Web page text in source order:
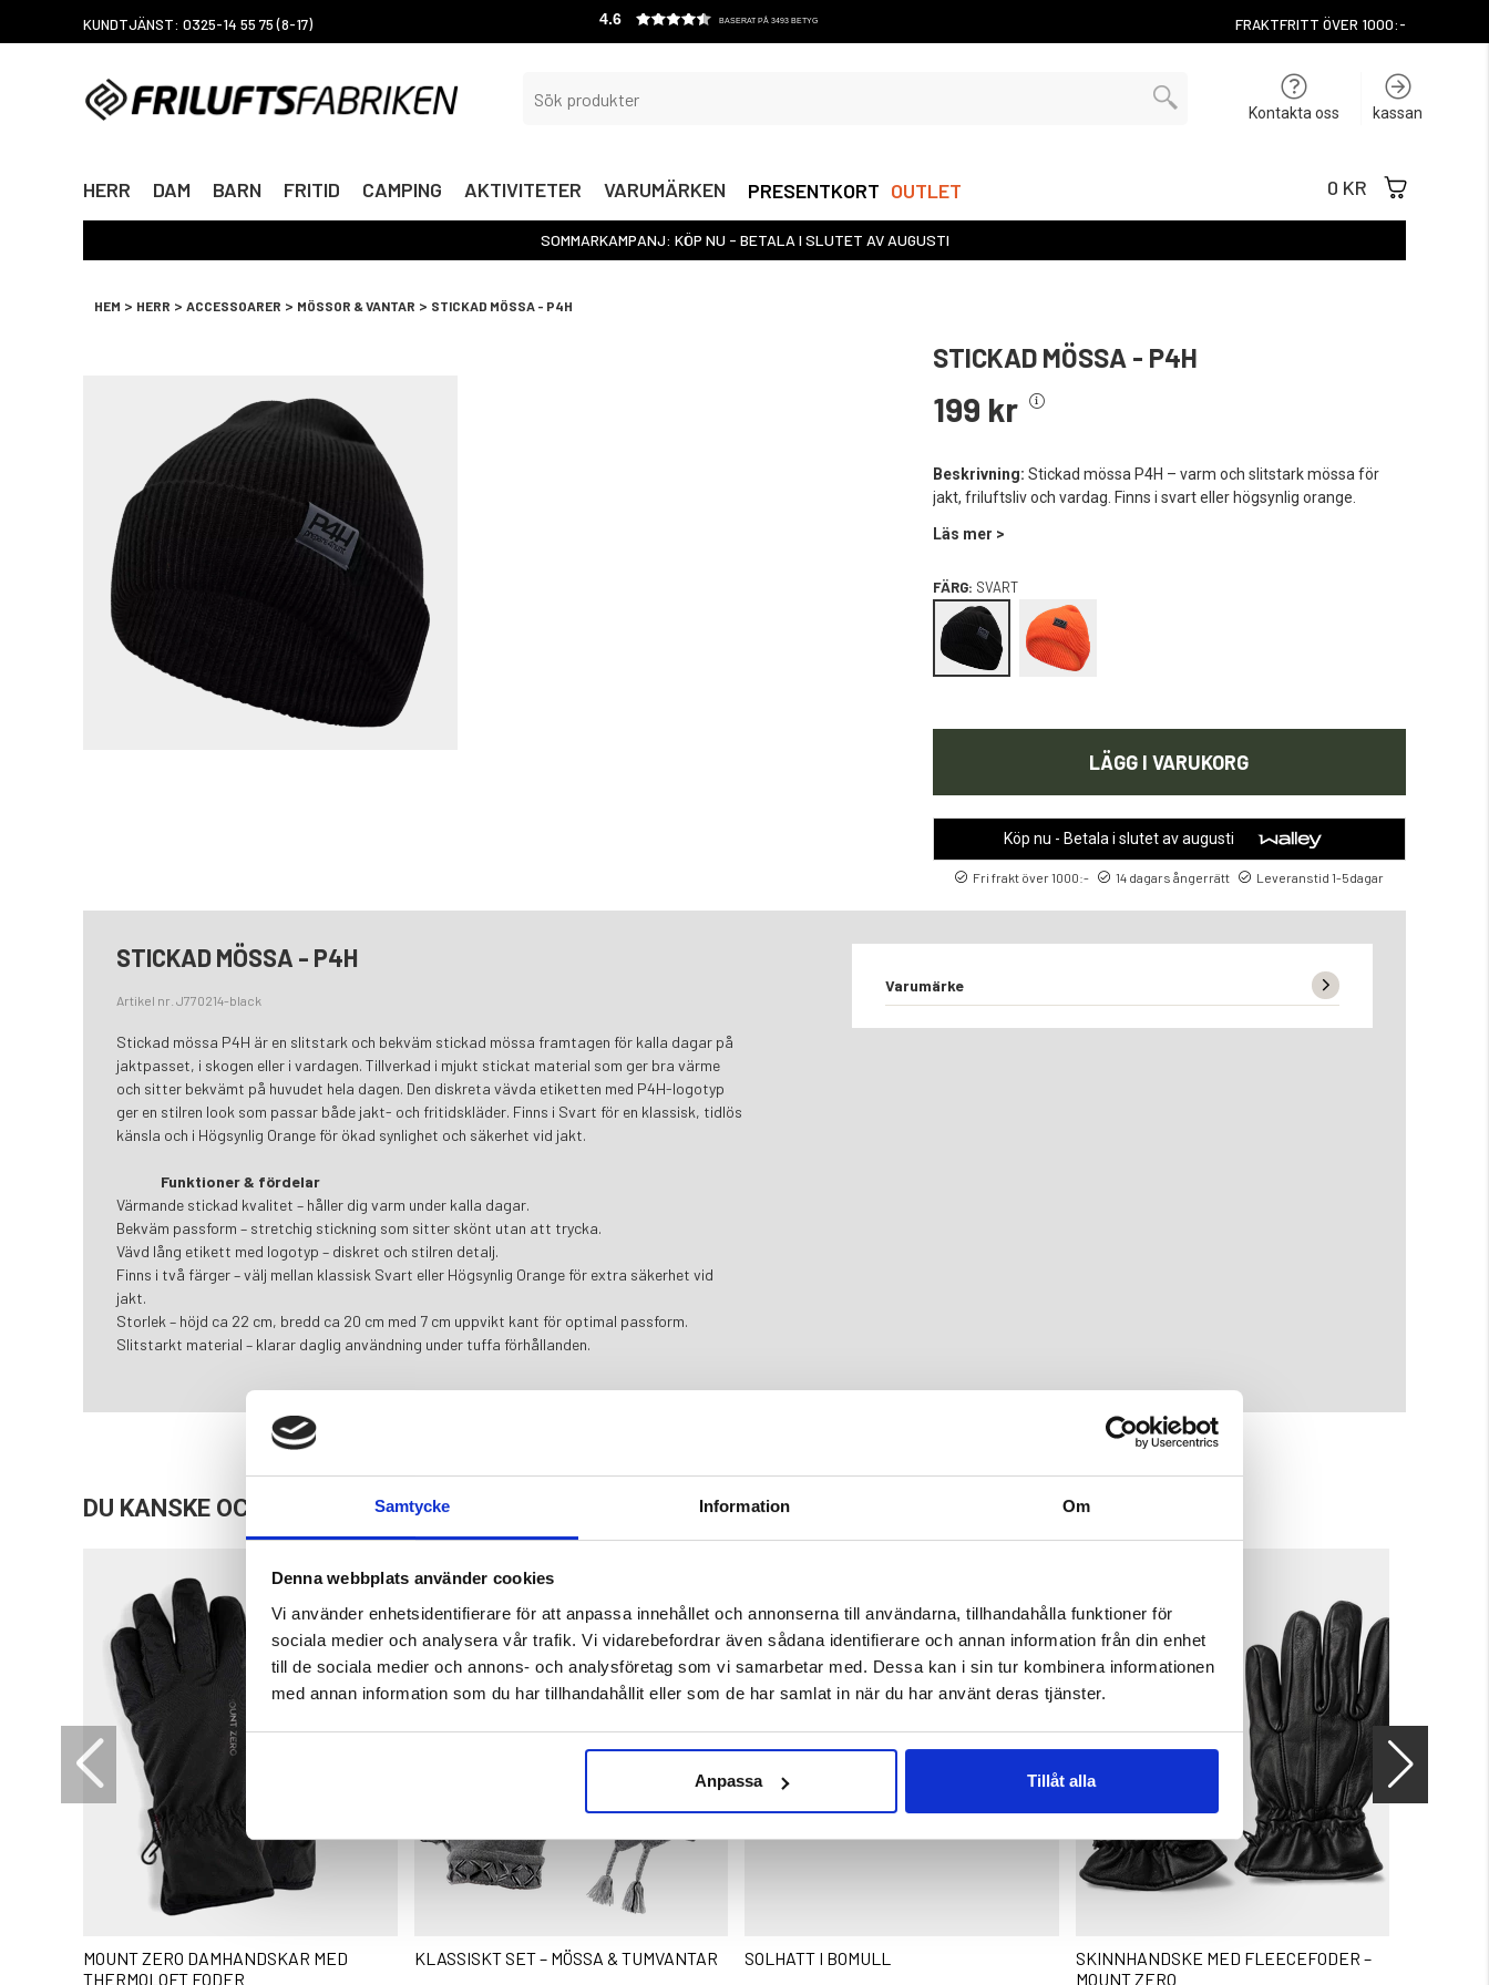
Samtycke Information Om
Denna webbplats använder cookies
Vi använder enhetsidentifierare för att anpassa innehållet och annonserna till användarna, tillhandahålla funktioner för
sociala medier och analysera vår trafik. Vi vidarebefordrar även sådana identifierare och annan information från din enhet
till de sociala medier och annons- och analysföretag som vi samarbetar med. Dessa kan i sin tur kombinera informationen
med annan information som du har tillhandahållit eller som de har samlat in när du har använt deras tjänster.
Anpassa Tillåt alla
KUNDTJÄNST: 0325-14 55 75 (8-17) 4.6 BASERAT PÅ 3493 BETYG FRAKTFRITT ÖVER 1000:-
Kontakta oss kassan
HERR DAM BARN FRITID CAMPING AKTIVITETER VARUMÄRKEN PRESENTKORT OUTLET 0 KR
SOMMARKAMPANJ: KÖP NU - BETALA I SLUTET AV AUGUSTI
HEM > HERR > ACCESSOARER > MÖSSOR & VANTAR > STICKAD MÖSSA - P4H
STICKAD MÖSSA - P4H
199 kr
Beskrivning: Stickad mössa P4H – varm och slitstark mössa för
jakt, friluftsliv och vardag. Finns i svart eller högsynlig orange.
Läs mer >
FÄRG: SVART
LÄGG I VARUKORG
Köp nu - Betala i slutet av augusti
Fri frakt över 1000:- 14 dagars ångerrätt Leveranstid 1-5dagar
STICKAD MÖSSA - P4H
Artikel nr. J770214-black
Stickad mössa P4H är en slitstark och bekväm stickad mössa framtagen för kalla dagar på
jaktpasset, i skogen eller i vardagen. Tillverkad i mjukt stickat material som ger bra värme
och sitter bekvämt på huvudet hela dagen. Den diskreta vävda etiketten med P4H-logotyp
ger en stilren look som passar både jakt- och fritidskläder. Finns i Svart för en klassisk, tidlös
känsla och i Högsynlig Orange för ökad synlighet och säkerhet vid jakt.
Funktioner & fördelar
Värmande stickad kvalitet – håller dig varm under kalla dagar.
Bekväm passform – stretchig stickning som sitter skönt utan att trycka.
Vävd lång etikett med logotyp – diskret och stilren detalj.
Finns i två färger – välj mellan klassisk Svart eller Högsynlig Orange för extra säkerhet vid
jakt.
Storlek – höjd ca 22 cm, bredd ca 20 cm med 7 cm uppvikt kant för optimal passform.
Slitstarkt material – klarar daglig användning under tuffa förhållanden.
Varumärke
DU KANSKE OCKSÅ ÄR INTRESSERAD AV
MOUNT ZERO DAMHANDSKAR MED
THERMOLOFT FODER
KLASSISKT SET – MÖSSA & TUMVANTAR SOLHATT I BOMULL
SKINNHANDSKE MED FLEECEFODER –
MOUNT ZERO